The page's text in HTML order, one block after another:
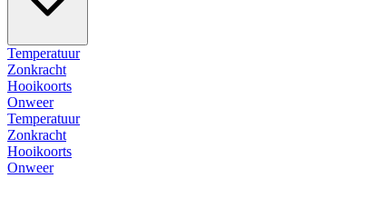
Temperatuur
Zonkracht
Hooikoorts
Onweer
Temperatuur
Zonkracht
Hooikoorts
Onweer